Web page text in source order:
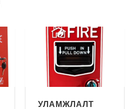
УЛАМЖЛАЛТ